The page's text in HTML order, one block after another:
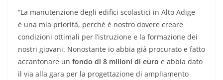
“La manutenzione degli edifici scolastici in Alto Adige
è una mia priorità, perché è nostro dovere creare
condizioni ottimali per l’istruzione e la formazione dei
nostri giovani. Nonostante io abbia già procurato e fatto
accantonare un fondo di 8 milioni di euro e abbia dato
il via alla gara per la progettazione di ampliamento